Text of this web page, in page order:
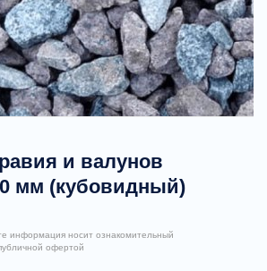
и валунов
мм (кубовидный)
информация носит ознакомительный
офертой